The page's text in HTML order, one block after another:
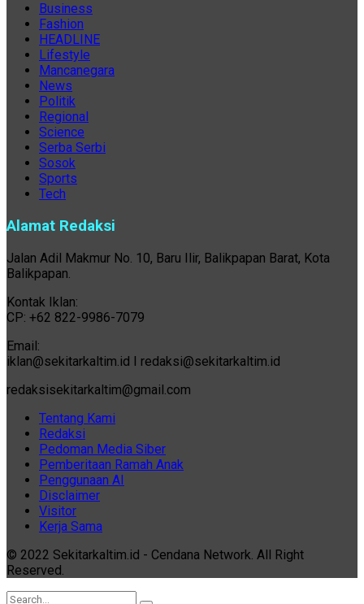
Business
Fashion
HEADLINE
Lifestyle
Mancanegara
News
Politik
Regional
Science
Serba Serbi
Sosok
Sports
Tech
Alamat Redaksi
Jalan Adil Makmur No. 10, Baru Ilir, Balikpapan Barat, Kota
Balikpapan.
Kontak Iklan:
CP: +62 822-9986-7079
Email:
iklan@sekitarkaltim.id I redaksi@sekitarkaltim.id
redaksisekitarkaltim@gmail.com
Tentang Kami
Redaksi
Pedoman Media Siber
Pemberitaan Ramah Anak
Penggunaan AI
Disclaimer
Visitor
Kerja Sama
© 2022 Sekitarkaltim.id - Cendana Network. All Right
Reserved.